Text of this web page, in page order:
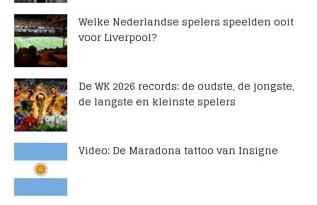
Welke Nederlandse spelers speelden ooit
voor Liverpool?
De WK 2026 records: de oudste, de jongste,
de langste en kleinste spelers
Video: De Maradona tattoo van Insigne